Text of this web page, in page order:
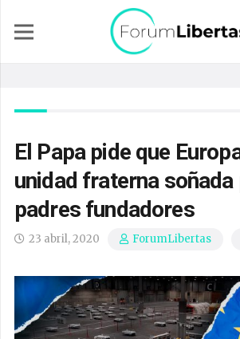
El Papa pide que
unidad fraterna
padres fundadores
23 abril, 2020 ForumLibertas